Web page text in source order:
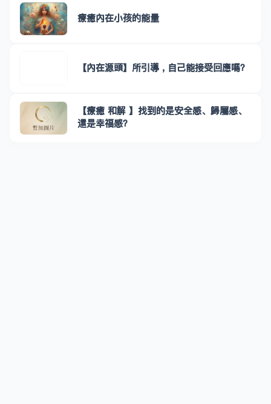
療癒內在小孩的能量
【內在源頭】所引導 , 自己能接受回應嗎？
【療癒 和解 】找到的是安全感、歸屬感、
還是幸福感？